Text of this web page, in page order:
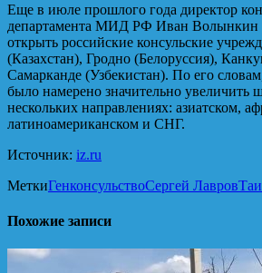
Еще в июле прошлого года директор
департамента МИД РФ Иван Волынкин
открыть российские консульские
(Казахстан), Гродно (Белоруссия),
Самарканде (Узбекистан). По его
было намерено значительно увеличить
нескольких направлениях: азиатском,
латиноамериканском и СНГ.
Источник: iz.ru
МеткиГенконсульствоСергей Лавров
Похожие записи